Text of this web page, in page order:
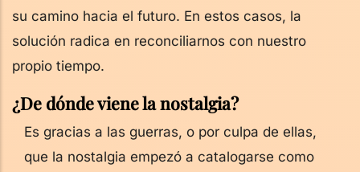
su camino hacia el futuro. En estos casos, la
solución radica en reconciliarnos con nuestro
propio tiempo.
¿De dónde viene la nostalgia?
Es gracias a las guerras, o por culpa de ellas,
que la nostalgia empezó a catalogarse como